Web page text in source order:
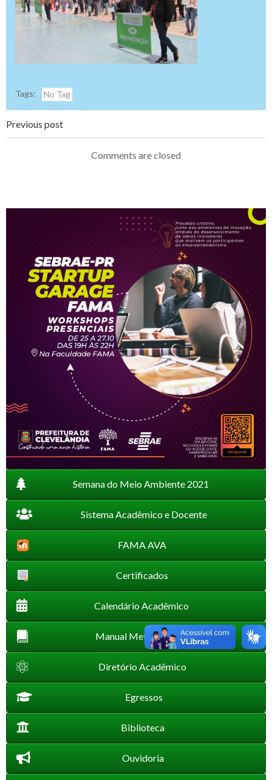
Tags: No Tag
Navegação
Previous post
Comments are closed
Semana do Meio Ambiente 2021
Sistema Acadêmico e Docente
FAMA AVA
Certificados
Calendário Acadêmico
Manual Metodológico
Diretório Acadêmico
Egressos
Biblioteca
Ouvidoria